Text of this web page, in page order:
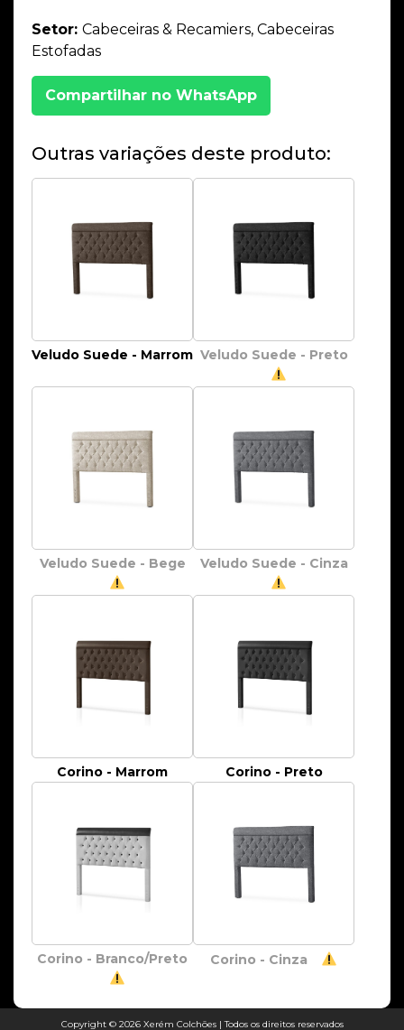
Setor: Cabeceiras & Recamiers, Cabeceiras
Estofadas
Compartilhar no WhatsApp
Outras variações deste produto:
Veludo Suede - Marrom Veludo Suede - Preto
Veludo Suede - Bege Veludo Suede - Cinza
Corino - Marrom Corino - Preto
Corino - Branco/Preto Corino - Cinza
Copyright © 2026 Xerém Colchões | Todos os direitos reservados